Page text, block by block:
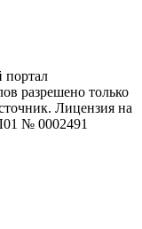
портал
разрешено только
Лицензия на
№ 0002491